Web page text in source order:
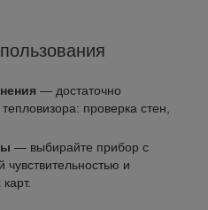
— достаточно
проверка стен,
— выбирайте прибор с
и